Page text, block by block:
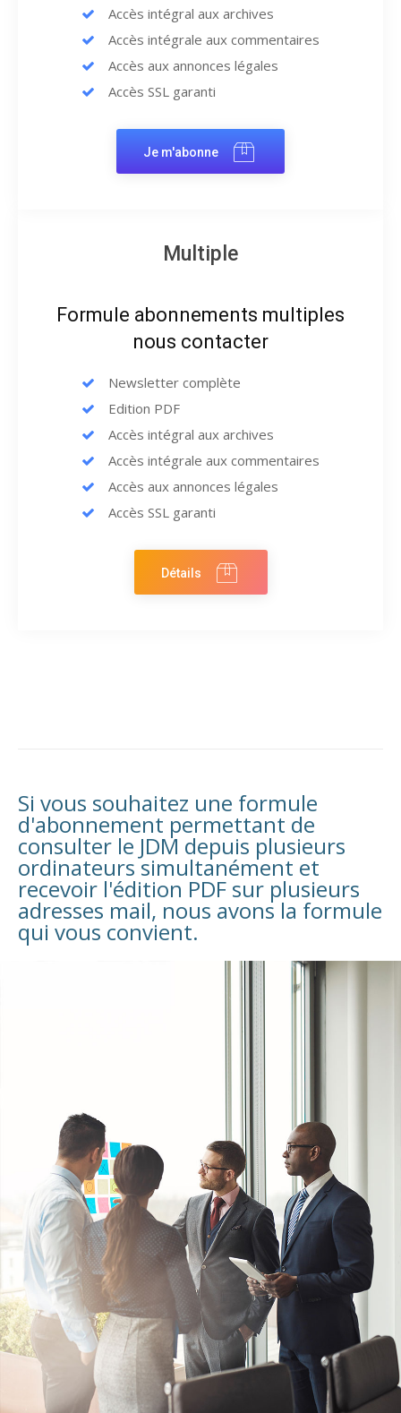
Accès intégral aux archives
Accès intégrale aux commentaires
Accès aux annonces légales
Accès SSL garanti
Je m'abonne
Multiple
Formule abonnements multiples
nous contacter
Newsletter complète
Edition PDF
Accès intégral aux archives
Accès intégrale aux commentaires
Accès aux annonces légales
Accès SSL garanti
Détails
Si vous souhaitez une formule
d'abonnement permettant de
consulter le JDM depuis plusieurs
ordinateurs simultanément et
recevoir l'édition PDF sur plusieurs
adresses mail, nous avons la formule
qui vous convient.